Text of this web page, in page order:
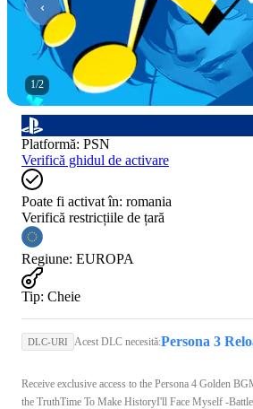
1/2
Platformă: PSN
Verifică ghidul de activare
Poate fi activat în: romania
Verifică restricțiile de țară
Regiune: EUROPA
Tip: Cheie
DLC-URI Acest DLC necesită:
Receive exclusive access to the Persona 4 Golden
the TruthTime To Make HistoryI'll Face Myself -